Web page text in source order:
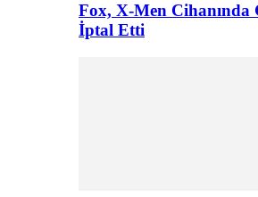
Fox, X-Men Cihanında
İptal Etti